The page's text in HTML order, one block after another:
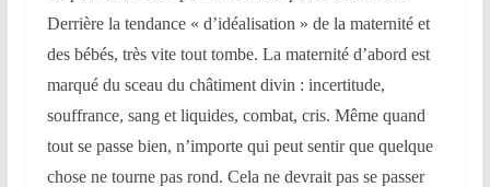
Derrière la tendance « d’idéalisation » de la maternité et
des bébés, très vite tout tombe. La maternité d’abord est
marqué du sceau du châtiment divin : incertitude,
souffrance, sang et liquides, combat, cris. Même quand
tout se passe bien, n’importe qui peut sentir que quelque
chose ne tourne pas rond. Cela ne devrait pas se passer